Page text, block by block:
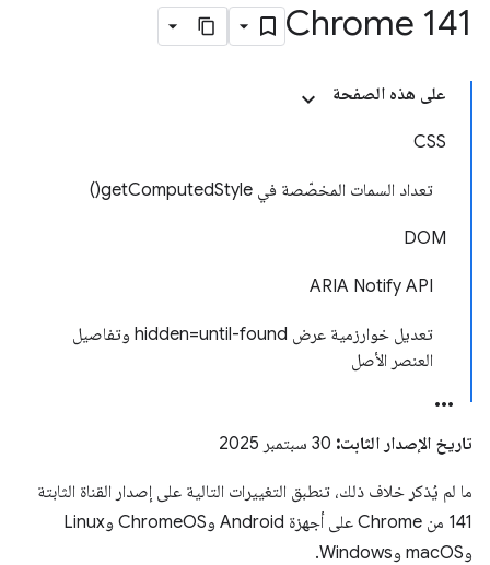
Chrome 141
على هذه الصفحة
CSS
تعداد السمات المخصّصة في getComputedStyle()
DOM
ARIA Notify API
تعديل خوارزمية عرض hidden=until-found وتفاصيل
العنصر الأصل
تاريخ الإصدار الثابت:
ما لم يُذكر خلاف ذلك، تنطبق التغييرات التالية على إصدار القناة الثابتة
141 من Chrome على أجهزة Android وChromeOS وLinux
وmacOS وWindows.